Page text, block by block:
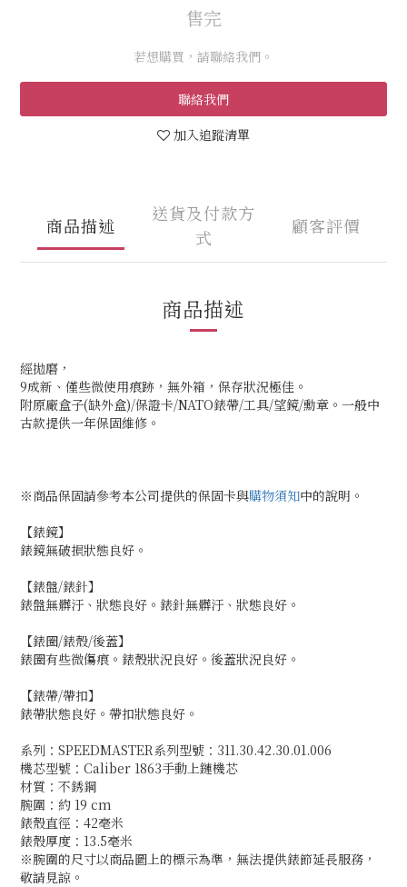
售完
若想購買，請聯絡我們。
聯絡我們
加入追蹤清單
商品描述
送貨及付款方
式
顧客評價
商品描述
經拋磨，
9成新、僅些微使用痕跡，無外箱，保存狀況極佳。
附原廠盒子(缺外盒)/保證卡/NATO錶帶/工具/望鏡/勳章。一般中
古款提供一年保固維修。
※商品保固請參考本公司提供的保固卡與購物須知中的說明。
【錶鏡】
錶鏡無破損狀態良好。
【錶盤/錶針】
錶盤無髒汙、狀態良好。錶針無髒汙、狀態良好。
【錶圈/錶殼/後蓋】
錶圈有些微傷痕。錶殼狀況良好。後蓋狀況良好。
【錶帶/帶扣】
錶帶狀態良好。帶扣狀態良好。
系列：SPEEDMASTER系列型號：311.30.42.30.01.006
機芯型號：Caliber 1863手動上鏈機芯
材質：不銹鋼
腕圍：約 19 cm
錶殼直徑：42毫米
錶殼厚度：13.5毫米
※腕圍的尺寸以商品圖上的標示為準，無法提供錶節延長服務，
敬請見諒。